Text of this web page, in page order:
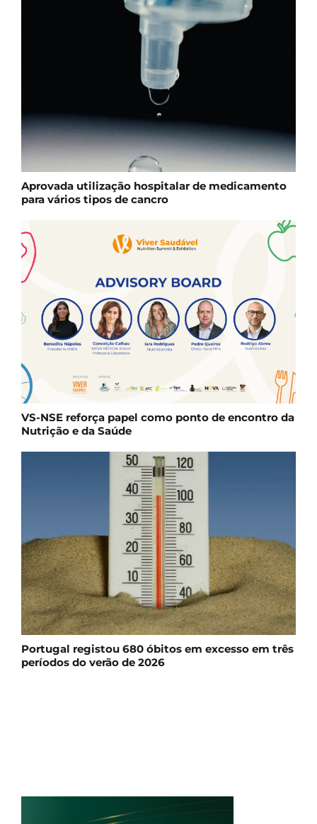
Aprovada utilização hospitalar de medicamento
para vários tipos de cancro
VS-NSE reforça papel como ponto de encontro da
Nutrição e da Saúde
Portugal registou 680 óbitos em excesso em três
períodos do verão de 2026